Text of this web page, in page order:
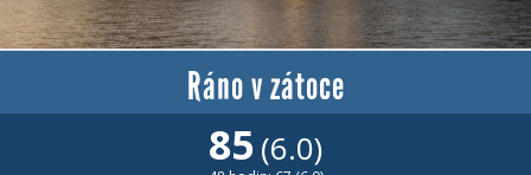
Ráno v zátoce
85(6.0)